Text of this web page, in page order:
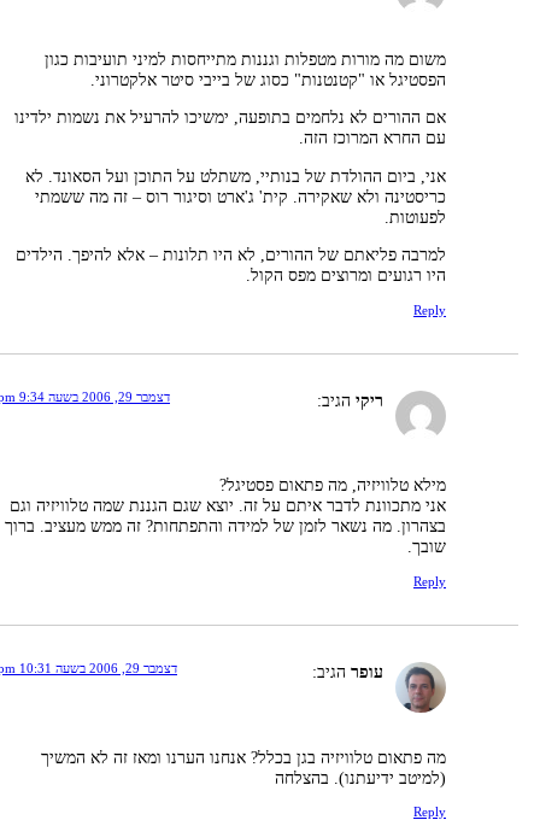
משום מה מורות מטפלות וגננות מתייחסות למיני תועיבות כגון
הפסטיגל או "קטנטנות" כסוג של בייבי סיטר אלקטרוני.
אם ההורים לא נלחמים בתופעה, ימשיכו להרעיל את נשמות ילדינו
עם החרא המרוכז הזה.
אני, ביום ההולדת של בנותיי, משתלט על התוכן ועל הסאונד. לא
כריסטינה ולא שאקירה. קית' ג'ארט וסיגור רוס – זה מה ששמתי
לפעוטות.
למרבה פליאתם של ההורים, לא היו תלונות – אלא להיפך. הילדים
היו רגועים ומרוצים מפס הקול.
Reply
ריקי הגיב: דצמבר 29, 2006 בשעה 9:34 pm
מילא טלוויזיה, מה פתאום פסטיגל?
אני מתכוונת לדבר איתם על זה. יוצא שגם הגננת שמה טלוויזיה וגם
בצהרון. מה נשאר לזמן של למידה והתפתחות? זה ממש מעציב. ברוך
שובך.
Reply
עופר הגיב: דצמבר 29, 2006 בשעה 10:31 pm
מה פתאום טלוויזיה בגן בכלל? אנחנו הערנו ומאז זה לא המשיך
(למיטב ידיעתנו). בהצלחה
Reply